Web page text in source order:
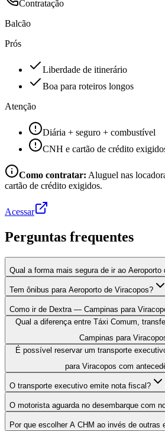
Contratação
Balcão
Prós
Liberdade de itinerário
Boa para roteiros longos
Atenção
Diária + seguro + combustível
CNH e cartão de crédito
Como contratar: Aluguel nas
cartão de crédito exigidos.
Acessar
Perguntas frequentes
Qual a forma mais segura de ir ao Aeroporto
Tem ônibus para Aeroporto de Viracopos?
Como ir de Dextra — Campinas para
Qual a diferença entre Táxi Comum,
Campinas para
É possível reservar um transporte
para Viracopos com
O transporte executivo emite nota fiscal?
O motorista aguarda no desembarque com
Por que escolher A CHM ao invés de outras